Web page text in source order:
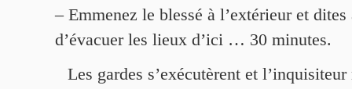
– Emmenez le blessé à l’extérieur et dites
d’évacuer les lieux d’ici … 30 minutes.
Les gardes s’exécutèrent et